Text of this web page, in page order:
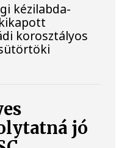
kézilabda-
korosztályos
jó